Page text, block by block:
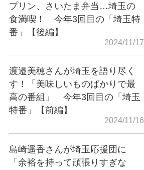
プリン、さいたま弁当…埼玉の
食満喫！ 今年3回目の「埼玉特
番」【後編】
2024/11/17
渡邉美穂さんが埼玉を語り尽く
す！「美味しいものばかりで最
高の番組」 今年3回目の「埼玉
特番」【前編】
2024/11/16
島崎遥香さんが埼玉応援団に
「余裕を持って頑張りすぎな